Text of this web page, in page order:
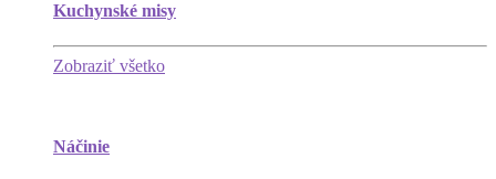
Kuchynské misy
Zobraziť všetko
Náčinie